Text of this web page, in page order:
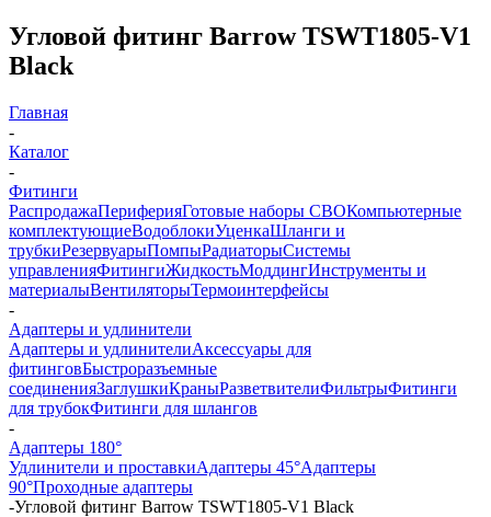
Угловой фитинг Barrow TSWT1805-V1
Black
Главная
-
Каталог
-
Фитинги
РаспродажаПериферияГотовые наборы СВОКомпьютерные
комплектующиеВодоблокиУценкаШланги и
трубкиРезервуарыПомпыРадиаторыСистемы
управленияФитингиЖидкостьМоддингИнструменты и
материалыВентиляторыТермоинтерфейсы
-
Адаптеры и удлинители
Адаптеры и удлинителиАксессуары для
фитинговБыстроразъемные
соединенияЗаглушкиКраныРазветвителиФильтрыФитинги
для трубокФитинги для шлангов
-
Адаптеры 180°
Удлинители и проставкиАдаптеры 45°Адаптеры
90°Проходные адаптеры
-Угловой фитинг Barrow TSWT1805-V1 Black